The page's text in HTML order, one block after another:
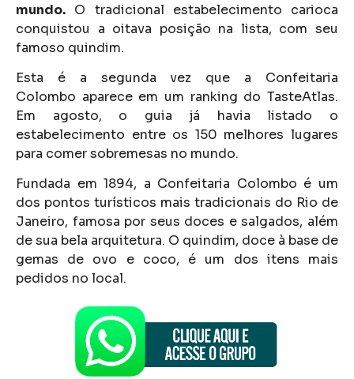
mundo. O tradicional estabelecimento carioca
conquistou a oitava posição na lista, com seu
famoso quindim.
Esta é a segunda vez que a Confeitaria
Colombo aparece em um ranking do TasteAtlas.
Em agosto, o guia já havia listado o
estabelecimento entre os 150 melhores lugares
para comer sobremesas no mundo.
Fundada em 1894, a Confeitaria Colombo é um
dos pontos turísticos mais tradicionais do Rio de
Janeiro, famosa por seus doces e salgados, além
de sua bela arquitetura. O quindim, doce à base de
gemas de ovo e coco, é um dos itens mais
pedidos no local.